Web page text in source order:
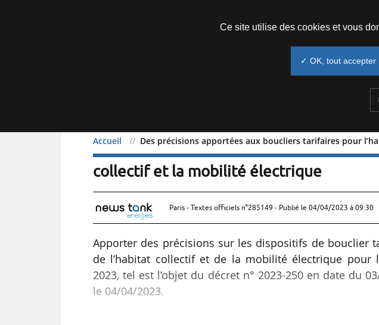
Accueil Des précisions apportées aux boucliers tarifaires pour
Des précisions apportées aux boucliers
collectif et la mobilité électrique
Paris - Textes officiels n°285149 - Publié le 04/04/2023 à 09:30
Apporter des précisions sur les dispositifs de bouclier
de l’habitat collectif et de la mobilité électrique pour
2023, tel est l’objet du décret n° 2023-250 en date du
le 04/04/2023.
Ce site utilise des cookies et vous
✓ OK, tout accepter